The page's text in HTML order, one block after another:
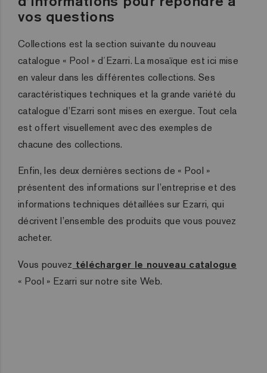
vos questions
Collections est la section suivante du nouveau
catalogue « Pool » d´Ezarri. La mosaïque est ici mise
en valeur dans les différentes collections. Ses
caractéristiques techniques et la grande variété du
catalogue d’Ezarri sont mises en exergue. Tout cela
est offert visuellement avec des exemples de
chacune des collections.
Enfin, les deux dernières sections de « Pool »
présentent des informations sur l’entreprise et des
informations techniques détaillées sur Ezarri, qui
décrivent l’ensemble des produits que vous pouvez
acheter.
Vous pouvez télécharger le nouveau catalogue
« Pool » Ezarri sur notre site Web.